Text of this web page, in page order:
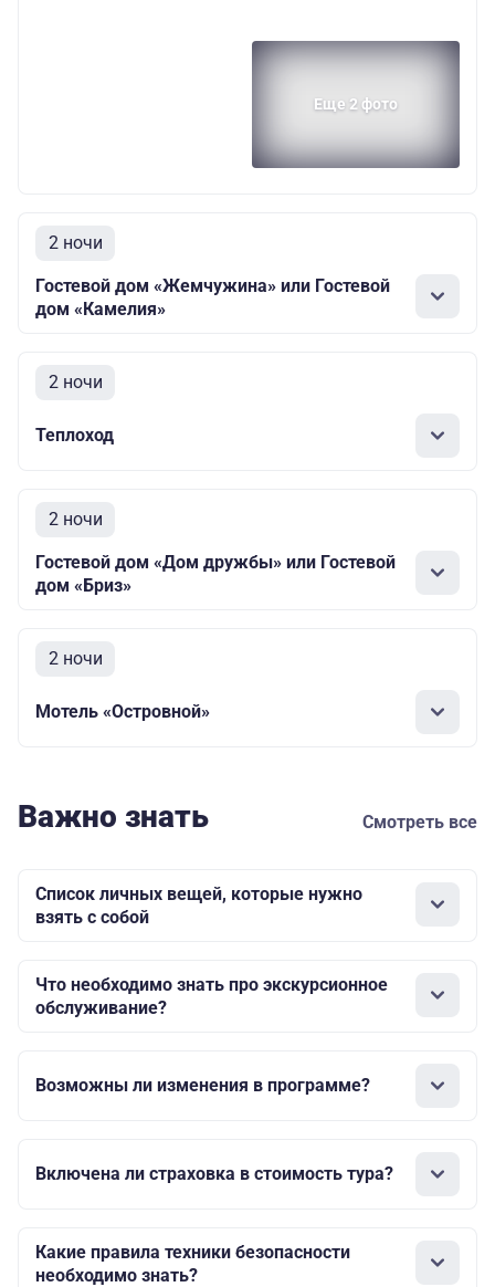
Еще 2 фото
2 ночи
Гостевой дом «Жемчужина» или Гостевой
дом «Камелия»
2 ночи
Теплоход
2 ночи
Гостевой дом «Дом дружбы» или Гостевой
дом «Бриз»
2 ночи
Мотель «Островной»
Важно знать Смотреть все
Список личных вещей, которые нужно
взять с собой
Что необходимо знать про экскурсионное
обслуживание?
Возможны ли изменения в программе?
Включена ли страховка в стоимость тура?
Какие правила техники безопасности
необходимо знать?